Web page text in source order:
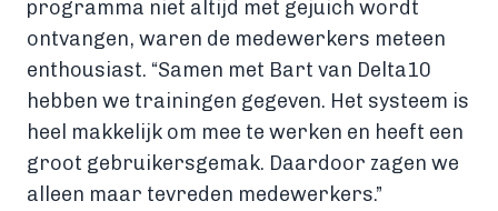
programma niet altijd met gejuich wordt
ontvangen, waren de medewerkers meteen
enthousiast. “Samen met Bart van Delta10
hebben we trainingen gegeven. Het systeem is
heel makkelijk om mee te werken en heeft een
groot gebruikersgemak. Daardoor zagen we
alleen maar tevreden medewerkers.”